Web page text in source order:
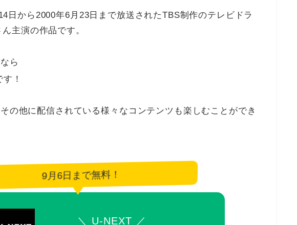
日から2000年6月23日まで放送されたTBS制作のテレビドラ
主演の作品です。
ら
す！
の他に配信されている様々なコンテンツも楽しむことができ
9月6日まで無料！
＼ U-NEXT ／